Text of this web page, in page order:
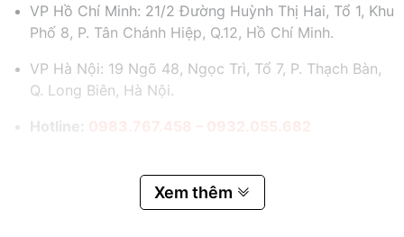
VP Hồ Chí Minh: 21/2 Đường Huỳnh Thị Hai, Tổ 1, Khu
Phố 8, P. Tân Chánh Hiệp, Q.12, Hồ Chí Minh.
VP Hà Nội: 19 Ngõ 48, Ngọc Trì, Tổ 7, P. Thạch Bàn,
Q. Long Biên, Hà Nội.
Hotline:
Xem thêm